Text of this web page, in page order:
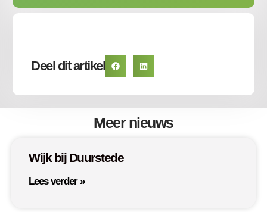
Deel dit artikel
Meer nieuws
Wijk bij Duurstede
Lees verder »